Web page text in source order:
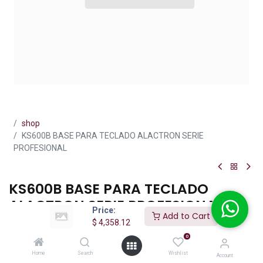
Price:
$ 4,358.12
Add to Cart
Home Search
0
Wishlist Account
shop
KS600B BASE PARA TECLADO ALACTRON SERIE
PROFESIONAL
KS600B BASE PARA TECLADO
ALACTRON SERIE PROFESIONAL
(0 reseña)
4,358.12 IVA incluido